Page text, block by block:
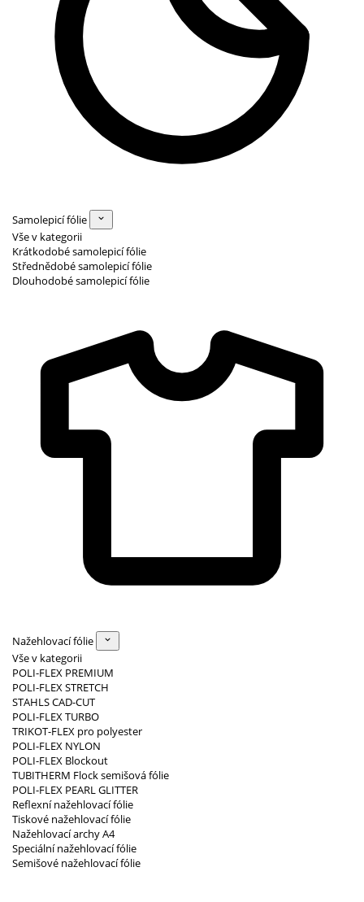
Samolepicí fólie
Vše v kategorii
Krátkodobé samolepicí fólie
Střednědobé samolepicí fólie
Dlouhodobé samolepicí fólie
Nažehlovací fólie
Vše v kategorii
POLI-FLEX PREMIUM
POLI-FLEX STRETCH
STAHLS CAD-CUT
POLI-FLEX TURBO
TRIKOT-FLEX pro polyester
POLI-FLEX NYLON
POLI-FLEX Blockout
TUBITHERM Flock semišová fólie
POLI-FLEX PEARL GLITTER
Reflexní nažehlovací fólie
Tiskové nažehlovací fólie
Nažehlovací archy A4
Speciální nažehlovací fólie
Semišové nažehlovací fólie